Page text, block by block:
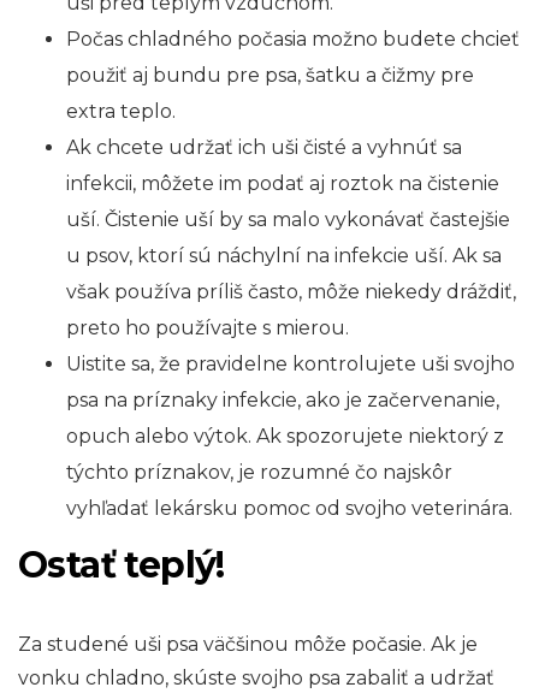
Počas chladného počasia možno budete chcieť
použiť aj bundu pre psa, šatku a čižmy pre
extra teplo.
Ak chcete udržať ich uši čisté a vyhnúť sa
infekcii, môžete im podať aj roztok na čistenie
uší. Čistenie uší by sa malo vykonávať častejšie
u psov, ktorí sú náchylní na infekcie uší. Ak sa
však používa príliš často, môže niekedy dráždiť,
preto ho používajte s mierou.
Uistite sa, že pravidelne kontrolujete uši svojho
psa na príznaky infekcie, ako je začervenanie,
opuch alebo výtok. Ak spozorujete niektorý z
týchto príznakov, je rozumné čo najskôr
vyhľadať lekársku pomoc od svojho veterinára.
Ostať teplý!
Za studené uši psa väčšinou môže počasie. Ak je
vonku chladno, skúste svojho psa zabaliť a udržať